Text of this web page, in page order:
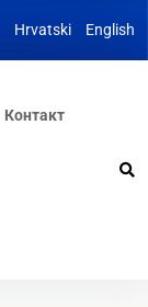
Hrvatski English
Контакт